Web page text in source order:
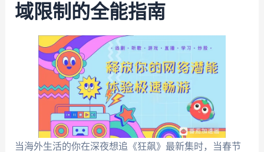
域限制的全能指南
当海外生活的你在深夜想追《狂飙》最新集时，当春节